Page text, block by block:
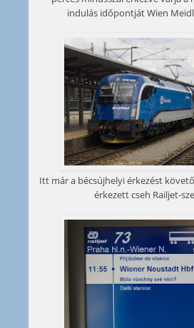
indulás időpontját Wien
Itt már a bécsújhelyi érkezést
érkezett cseh Railjet-